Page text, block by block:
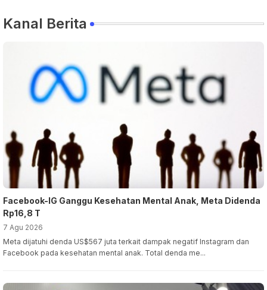
Kanal Berita
Facebook-IG Ganggu Kesehatan Mental Anak, Meta Didenda
Rp16,8 T
7 Agu 2026
Meta dijatuhi denda US$567 juta terkait dampak negatif Instagram dan
Facebook pada kesehatan mental anak. Total denda me...